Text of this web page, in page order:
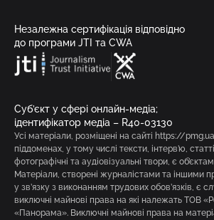
Незалежна сертифікація відповідно
до програми JTI та CWA
Суб’єкт у сфері онлайн-медіа;
ідентифікатор медіа – R40-03130
Усі матеріали, розміщені на сайті https://
піддоменах, у тому числі тексти, інтерв’ю,
фотографічні та аудіовізуальні твори, є
Матеріали, створені журналістами та іншими
у зв’язку з виконанням трудових обов’язків, є
виключні майнові права на які належать ТОВ
«Панорама». Виключні майнові права на